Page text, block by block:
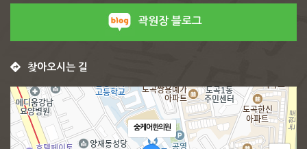
곽원장 블로그
찾아오시는 길
숨케어한의원